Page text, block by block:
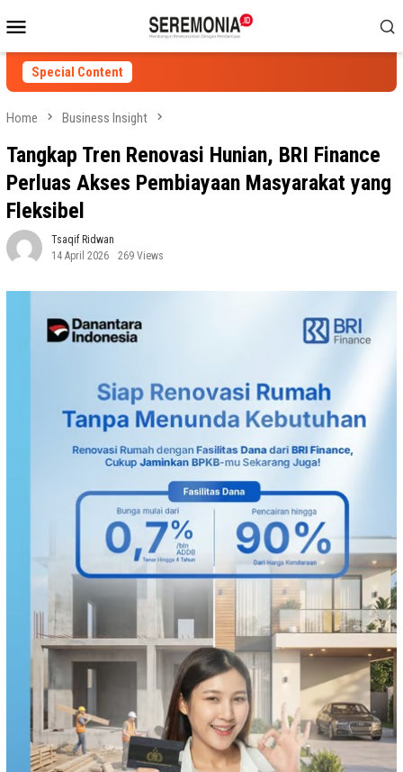
to
contentMenu
Special Content
Home Business Insight
Tangkap Tren Renovasi Hunian, BRI Finance
Perluas Akses Pembiayaan Masyarakat yang
Fleksibel
Tsaqif Ridwan
14 April 2026
269 Views